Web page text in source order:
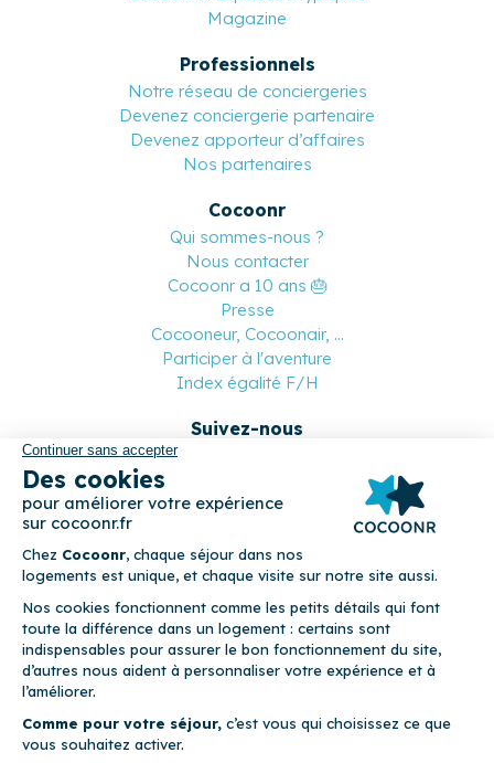
Magazine
Professionnels
Notre réseau de conciergeries
Devenez conciergerie partenaire
Devenez apporteur d’affaires
Nos partenaires
Cocoonr
Qui sommes-nous ?
Nous contacter
Cocoonr a 10 ans 🎂
Presse
Cocooneur, Cocoonair, ...
Participer à l'aventure
Index égalité F/H
Suivez-nous
location–CGU – Politique de confidentialité–Politique de